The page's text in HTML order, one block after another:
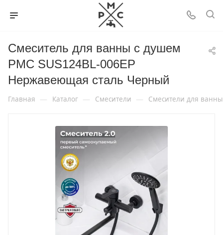
Смеситель для ванны с душем
РМС SUS124BL-006EP
Нержавеющая сталь Черный
Главная — Каталог — Смесители — Смесители для